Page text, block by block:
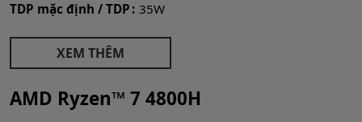
TDP mặc định / TDP 35W
XEM THÊM
AMD Ryzen™ 7 4800H